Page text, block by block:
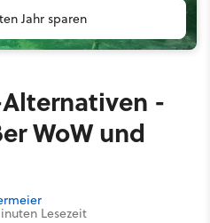
Jahr sparen
-
WoW und
Lesezeit